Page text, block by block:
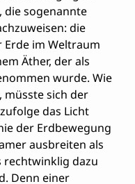
die sogenannte
die
Erde im Weltraum
Äther, der als
wurde. Wie
müsste sich der
das Licht
der Erdbewegung
ausbreiten als
rechtwinklig dazu
Denn einer